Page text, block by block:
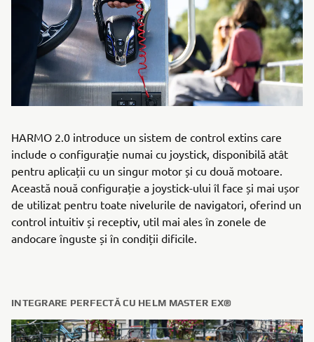
HARMO 2.0 introduce un sistem de control extins care
include o configurație numai cu joystick, disponibilă atât
pentru aplicații cu un singur motor și cu două motoare.
Această nouă configurație a joystick-ului îl face și mai ușor
de utilizat pentru toate nivelurile de navigatori, oferind un
control intuitiv și receptiv, util mai ales în zonele de
andocare înguste și în condiții dificile.
INTEGRARE PERFECTĂ CU HELM MASTER EX®